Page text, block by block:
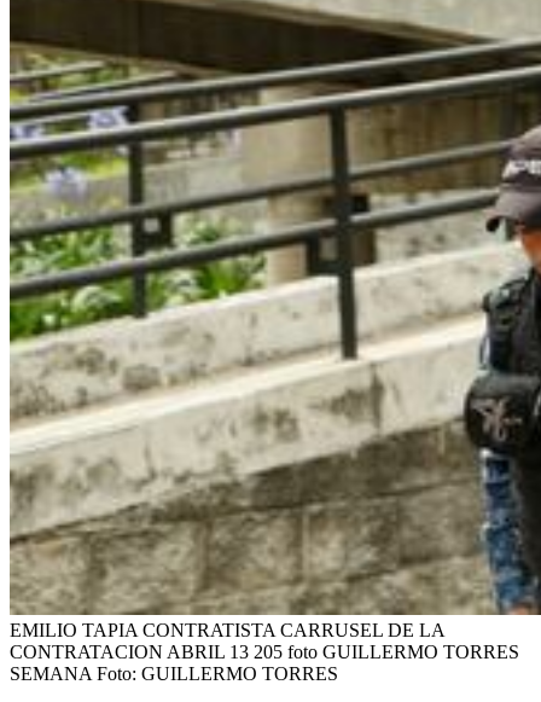
EMILIO TAPIA CONTRATISTA CARRUSEL DE LA
CONTRATACION ABRIL 13 205 foto GUILLERMO TORRES
SEMANA Foto: GUILLERMO TORRES